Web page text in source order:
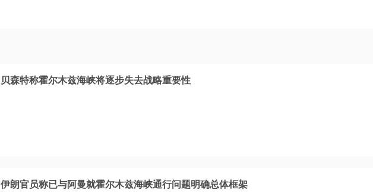
贝森特称霍尔木兹海峡将逐步失去战略重要性
伊朗官员称已与阿曼就霍尔木兹海峡通行问题明确总体框架